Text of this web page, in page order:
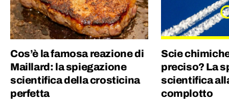
Cos’è la famosa reazione di
Maillard: la spiegazione
scientifica della crosticina
perfetta
Scie
preciso? La
scientifica
complotto